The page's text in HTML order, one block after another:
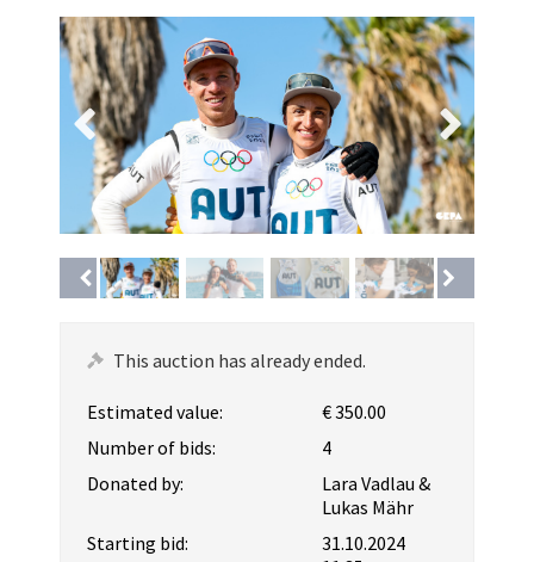
This auction has already ended.
Estimated value:
€ 350.00
Number of bids:
4
Donated by:
Lara Vadlau &
Lukas Mähr
Starting bid:
31.10.2024